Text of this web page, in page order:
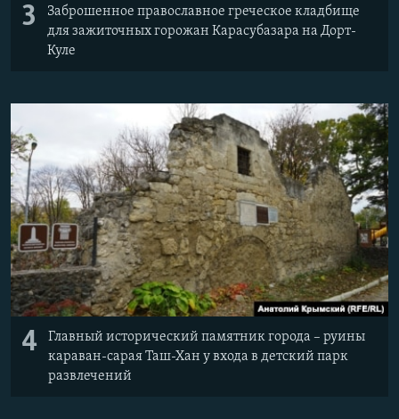
3
Заброшенное православное греческое кладбище
для зажиточных горожан Карасубазара на Дорт-
Куле
4
Главный исторический памятник города – руины
караван-сарая Таш-Хан у входа в детский парк
развлечений